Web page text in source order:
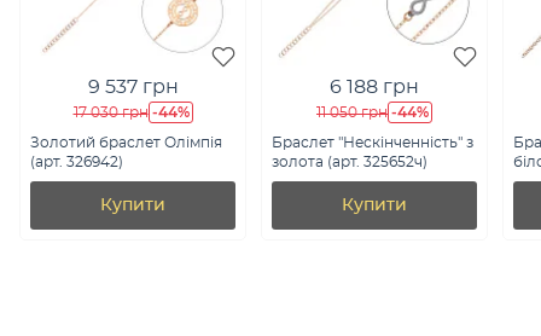
9 537 грн
17 030 грн -44%
Золотий браслет Олімпія
(арт. 326942)
Купити
6 188 грн
11 050 грн -44%
Браслет "Нескінченність" з
золота (арт. 325652ч)
Купити